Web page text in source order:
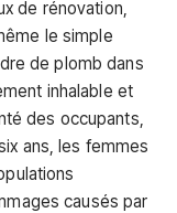
de rénovation,
le simple
de plomb dans
inhalable et
des occupants,
ans, les femmes
causés par